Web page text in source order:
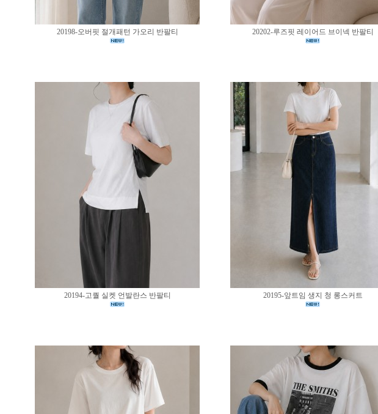
20198-오버핏 절개패턴 가오리 반팔티 20202-루즈핏 레이어드 브이넥 반팔티
20194-고퀄 실켓 언발란스 반팔티 20195-앞트임 생지 청 롱스커트